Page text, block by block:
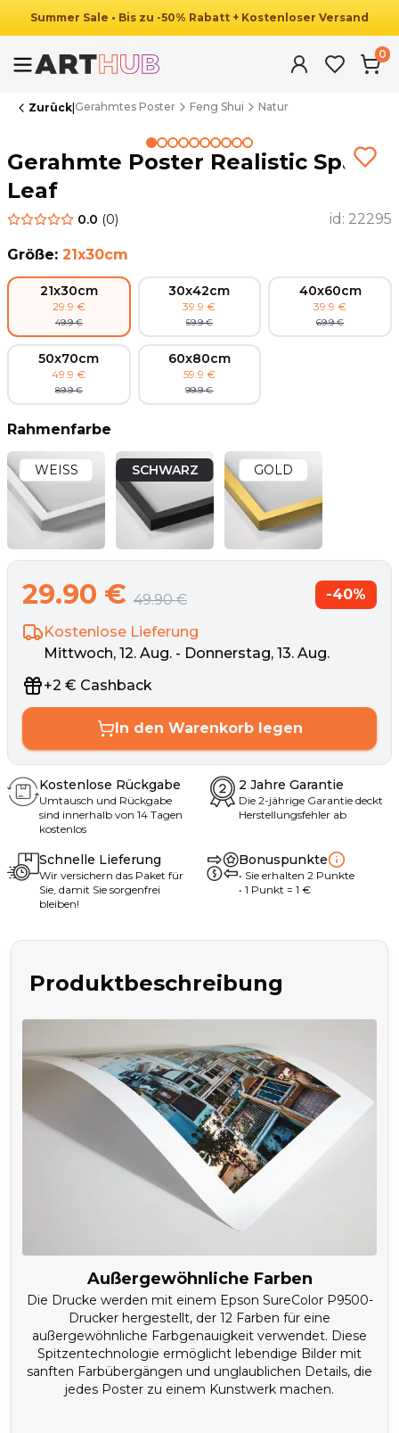
Summer Sale • Bis zu -50% Rabatt + Kostenloser Versand
0
Zurück Gerahmtes Poster Feng Shui Natur
Gerahmte Poster Realistic Spa
Leaf
0.0 (0) id: 22295
Größe: 21x30cm
21x30cm
29.9 €
49.9 €
30x42cm
39.9 €
59.9 €
40x60cm
39.9 €
69.9 €
50x70cm
49.9 €
89.9 €
60x80cm
59.9 €
99.9 €
Rahmenfarbe
WEISS SCHWARZ GOLD
29.90 € 49.90 € -40%
Kostenlose Lieferung
Mittwoch, 12. Aug. - Donnerstag, 13. Aug.
+2 € Cashback
In den Warenkorb legen
Kostenlose Rückgabe
Umtausch und Rückgabe
sind innerhalb von 14 Tagen
kostenlos
2 Jahre Garantie
Die 2-jährige Garantie deckt
Herstellungsfehler ab
Schnelle Lieferung
Wir versichern das Paket für
Sie, damit Sie sorgenfrei
bleiben!
Bonuspunkte
• Sie erhalten 2 Punkte
• 1 Punkt = 1 €
Produktbeschreibung
Außergewöhnliche Farben
Die Drucke werden mit einem Epson SureColor P9500-
Drucker hergestellt, der 12 Farben für eine
außergewöhnliche Farbgenauigkeit verwendet. Diese
Spitzentechnologie ermöglicht lebendige Bilder mit
sanften Farbübergängen und unglaublichen Details, die
jedes Poster zu einem Kunstwerk machen.